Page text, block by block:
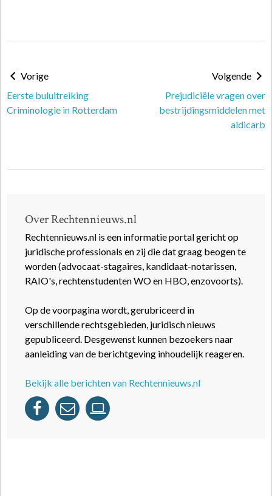
Vorige
Eerste buluitreiking
Criminologie in Rotterdam
Volgende
Prejudiciële vragen over
bestrijdingsmiddelen met
aldicarb
Over Rechtennieuws.nl
Rechtennieuws.nl is een informatie portal gericht op
juridische professionals en zij die dat graag beogen te
worden (advocaat-stagaires, kandidaat-notarissen,
RAIO's, rechtenstudenten WO en HBO, enzovoorts).
Op de voorpagina wordt, gerubriceerd in
verschillende rechtsgebieden, juridisch nieuws
gepubliceerd. Desgewenst kunnen bezoekers naar
aanleiding van de berichtgeving inhoudelijk reageren.
Bekijk alle berichten van Rechtennieuws.nl